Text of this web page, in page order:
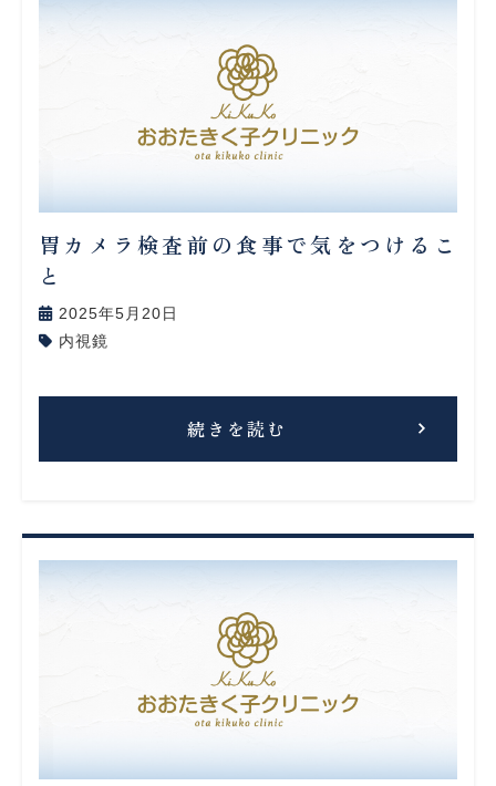
胃カメラ検査前の食事で気をつけるこ
と
2025年5月20日
内視鏡
続きを読む